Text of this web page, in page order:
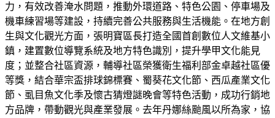
力，有效改善淹水問題，推動外環道路、特色公園、停車場及
機車練習場等建設，持續完善公共服務與生活機能。在地方創
生與文化觀光方面，張明寶區長打造全國首創數位人文維基小
鎮，建置數位導覽系統及地方特色識別，提升學甲文化能見
度；並整合社區資源，輔導社區榮獲衛生福利部金卓越社區優
等獎，結合華宗盃排球錦標賽、蜀葵花文化節、西瓜產業文化
節、虱目魚文化季及懷古猜燈謎晚會等特色活動，成功行銷地
方品牌，帶動觀光與產業發展。去年丹娜絲颱風以所為家，協